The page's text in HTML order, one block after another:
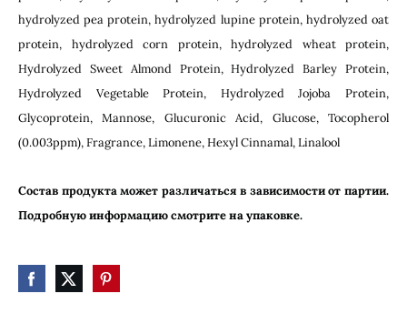
hydrolyzed pea protein, hydrolyzed lupine protein, hydrolyzed oat
protein, hydrolyzed corn protein, hydrolyzed wheat protein,
Hydrolyzed Sweet Almond Protein, Hydrolyzed Barley Protein,
Hydrolyzed Vegetable Protein, Hydrolyzed Jojoba Protein,
Glycoprotein, Mannose, Glucuronic Acid, Glucose, Tocopherol
(0.003ppm), Fragrance, Limonene, Hexyl Cinnamal, Linalool
Состав продукта может различаться в зависимости от партии.
Подробную информацию смотрите на упаковке.